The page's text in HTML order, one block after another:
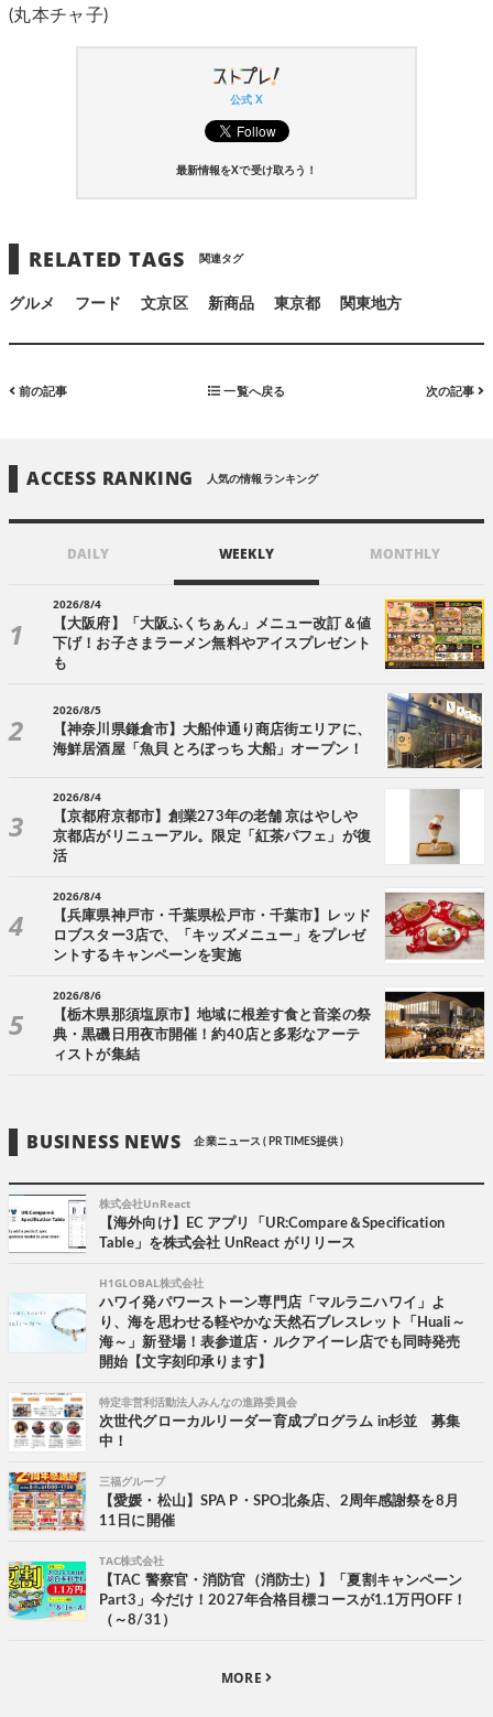
(丸本チャ子)
公式 X
最新情報をXで受け取ろう！
RELATED TAGS 関連タグ
グルメ フード 文京区 新商品 東京都 関東地方
前の記事 一覧へ戻る 次の記事
ACCESS RANKING 人気の情報ランキング
DAILY WEEKLY MONTHLY
2026/8/4
【大阪府】「大阪ふくちぁん」メニュー改訂＆値
下げ！お子さまラーメン無料やアイスプレゼント
も
2026/8/5
【神奈川県鎌倉市】大船仲通り商店街エリアに、
海鮮居酒屋「魚貝 とろぼっち 大船」オープン！
2026/8/4
【京都府京都市】創業273年の老舗 京はやしや
京都店がリニューアル。限定「紅茶パフェ」が復
活
2026/8/4
【兵庫県神戸市・千葉県松戸市・千葉市】レッド
ロブスター3店で、「キッズメニュー」をプレゼ
ントするキャンペーンを実施
2026/8/6
【栃木県那須塩原市】地域に根差す食と音楽の祭
典・黒磯日用夜市開催！約40店と多彩なアーテ
ィストが集結
BUSINESS NEWS 企業ニュース ( PR TIMES提供 )
株式会社UnReact
【海外向け】EC アプリ「UR:Compare＆Specification
Table」を株式会社 UnReact がリリース
H1GLOBAL株式会社
ハワイ発パワーストーン専門店「マルラニハワイ」よ
り、海を思わせる軽やかな天然石ブレスレット「Huali～
海～」新登場！表参道店・ルクアイーレ店でも同時発売
開始【文字刻印承ります】
特定非営利活動法人みんなの進路委員会
次世代グローカルリーダー育成プログラム in杉並 募集
中！
三福グループ
【愛媛・松山】SPA P・SPO北条店、2周年感謝祭を8月
11日に開催
TAC株式会社
【TAC 警察官・消防官（消防士）】「夏割キャンペーン
Part3」今だけ！2027年合格目標コースが1.1万円OFF！
（～8/31）
MORE